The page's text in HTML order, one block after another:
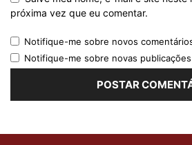
próxima vez que eu comentar.
Notifique-me sobre novos
Notifique-me sobre novas